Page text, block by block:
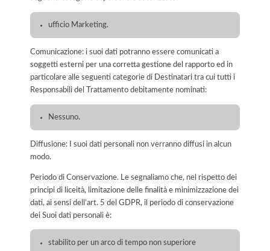
ufficio Marketing.
Comunicazione: i suoi dati potranno essere comunicati a
soggetti esterni per una corretta gestione del rapporto ed in
particolare alle seguenti categorie di Destinatari tra cui tutti i
Responsabili del Trattamento debitamente nominati:
Nessuno.
Diffusione: I suoi dati personali non verranno diffusi in alcun
modo.
Periodo di Conservazione. Le segnaliamo che, nel rispetto dei
principi di liceità, limitazione delle finalità e minimizzazione dei
dati, ai sensi dell’art. 5 del GDPR, il periodo di conservazione
dei Suoi dati personali è:
stabilito per un arco di tempo non superiore